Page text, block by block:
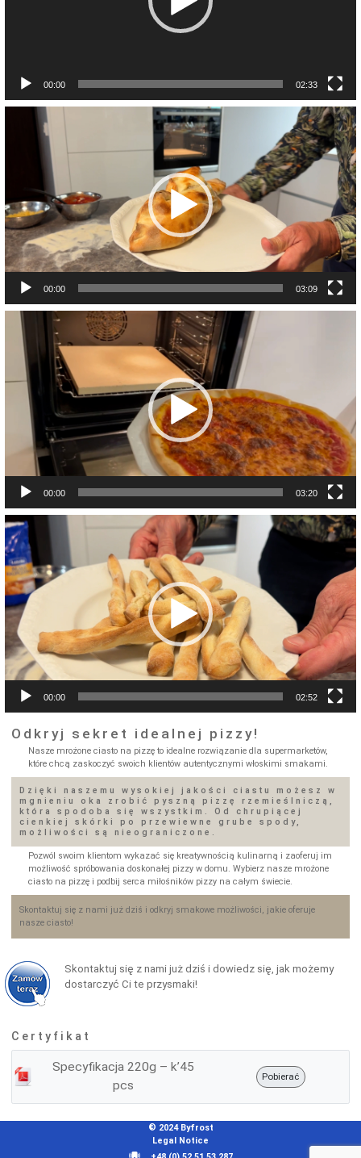
00:00 02:33
00:00 03:09
00:00 03:20
Player
00:00 02:52
Odkryj sekret idealnej pizzy!
Nasze mrożone ciasto na pizzę to idealne rozwiązanie dla supermarketów,
które chcą zaskoczyć swoich klientów autentycznymi włoskimi smakami.
Dzięki naszemu wysokiej jakości ciastu możesz w
mgnieniu oka zrobić pyszną pizzę rzemieślniczą,
która spodoba się wszystkim. Od chrupiącej
cienkiej skórki po przewiewne grube spody,
możliwości są nieograniczone.
Pozwól swoim klientom wykazać się kreatywnością kulinarną i zaoferuj im
możliwość spróbowania doskonałej pizzy w domu. Wybierz nasze mrożone
ciasto na pizzę i podbij serca miłośników pizzy na całym świecie.
Skontaktuj się z nami już dziś i odkryj smakowe możliwości, jakie oferuje
nasze ciasto!
Skontaktuj się z nami już dziś i dowiedz się, jak możemy
dostarczyć Ci te przysmaki!
Certyfikat
Specyfikacja 220g – k’45
pcs
Pobierać
© 2024 Byfrost
Legal Notice